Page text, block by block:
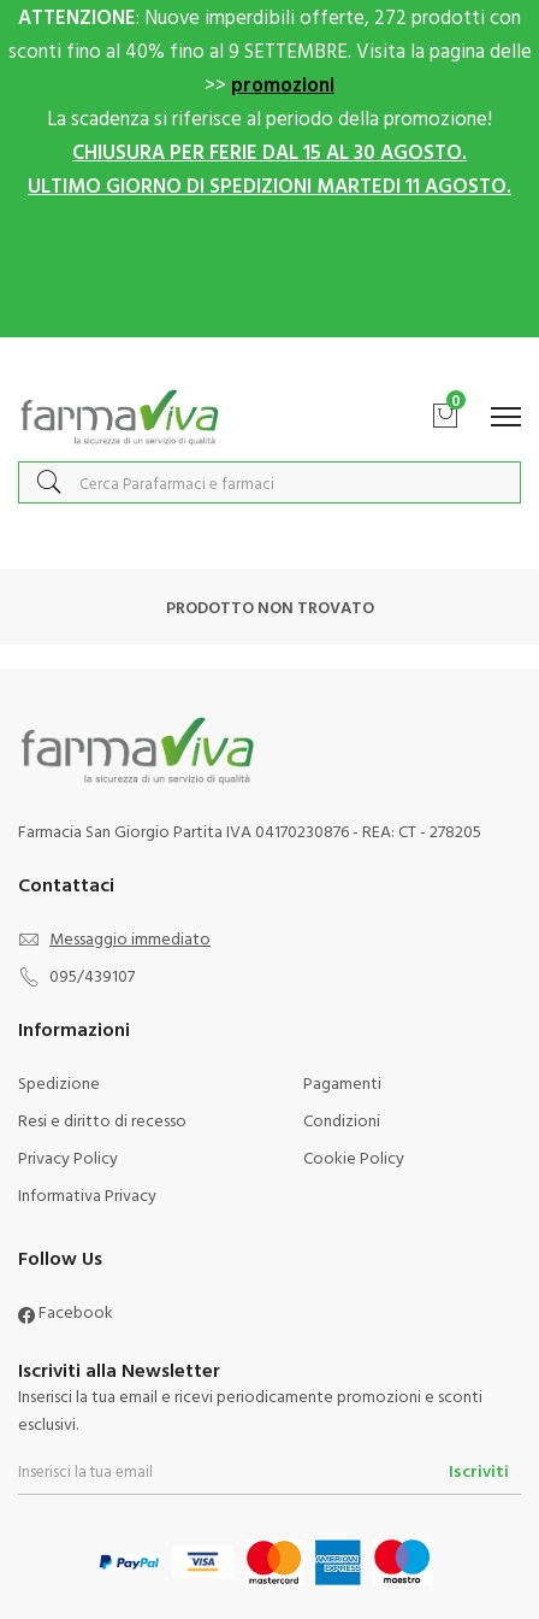
ATTENZIONE: Nuove imperdibili offerte, 272 prodotti con
sconti fino al 40% fino al 9 SETTEMBRE. Visita la pagina delle
>> promozioni
La scadenza si riferisce al periodo della promozione!
CHIUSURA PER FERIE DAL 15 AL 30 AGOSTO.
ULTIMO GIORNO DI SPEDIZIONI MARTEDI 11 AGOSTO.
0
PRODOTTO NON TROVATO
Farmacia San Giorgio Partita IVA 04170230876 - REA: CT - 278205
Contattaci
Messaggio immediato
095/439107
Informazioni
Spedizione
Pagamenti
Resi e diritto di recesso
Condizioni
Privacy Policy
Cookie Policy
Informativa Privacy
Follow Us
Facebook
Iscriviti alla Newsletter
Inserisci la tua email e ricevi periodicamente promozioni e sconti
esclusivi.
Iscriviti